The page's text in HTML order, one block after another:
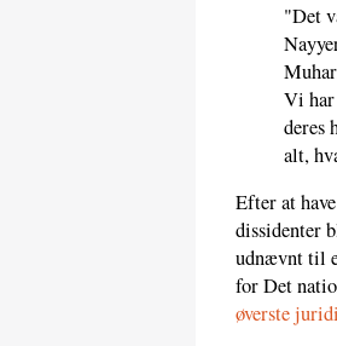
"Det
Vi har
deres
alt,
Efter at
dissidenter
udnævnt til
for Det
øverste